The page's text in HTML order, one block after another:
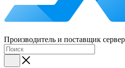
Производитель и поставщик